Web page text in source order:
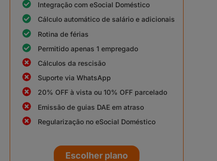
Integração com eSocial Doméstico
Cálculo automático de salário e adicionais
Rotina de férias
Permitido apenas 1 empregado
Cálculos da rescisão
Suporte via WhatsApp
20% OFF à vista ou 10% OFF parcelado
Emissão de guias DAE em atraso
Regularização no eSocial Doméstico
Escolher plano